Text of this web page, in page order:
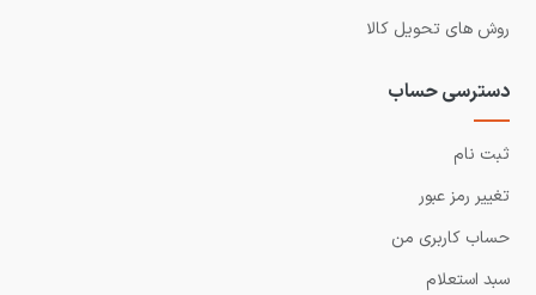
روش های تحویل کالا
دسترسی حساب
ثبت نام
تغییر رمز عبور
حساب کاربری من
سبد استعلام